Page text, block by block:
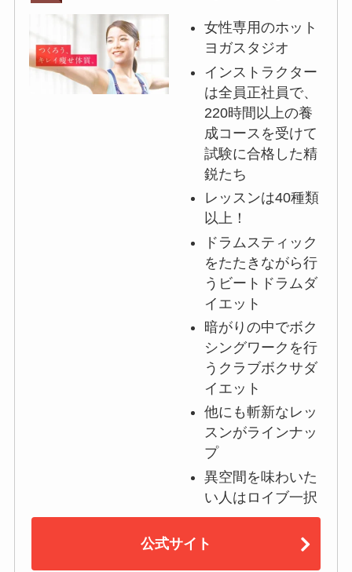
女性専用のホット
ヨガスタジオ
インストラクター
は全員正社員で、
220時間以上の養
成コースを受けて
試験に合格した精
鋭たち
レッスンは40種類
以上！
ドラムスティック
をたたきながら行
うビートドラムダ
イエット
暗がりの中でボク
シングワークを行
うクラブボクサダ
イエット
他にも斬新なレッ
スンがラインナッ
プ
異空間を味わいた
い人はロイブ一択
公式サイト